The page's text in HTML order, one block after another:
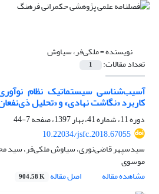
نویسنده =ملکی‌فر، سیاوش
تعداد مقالات: 1
آسیب‌شناسی سیستماتیک نظام
کاربرد «نگاشت نهادی» و «تحلیل
دوره 11، شماره 41، بهار 1397، صفحه
7-44
10.22034/jsfc.2018.67055
سیدسپهر قاضی‌نوری، سیاوش ملکی‌فر، سید
موسوی
مشاهده مقاله
اصل مقاله 904.58 K